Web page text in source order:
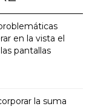
en la vista el
pantallas
la suma